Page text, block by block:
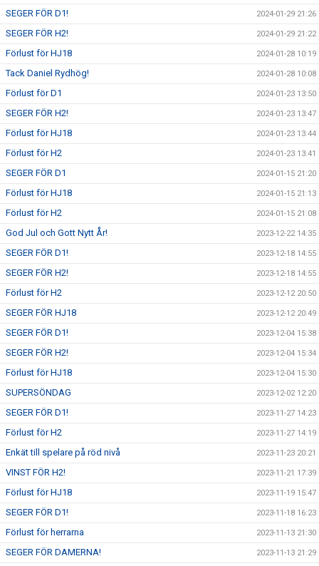
SEGER FÖR D1! 2024-01-29 21:26
SEGER FÖR H2! 2024-01-29 21:22
Förlust för HJ18 2024-01-28 10:19
Tack Daniel Rydhög! 2024-01-28 10:08
Förlust för D1 2024-01-23 13:50
SEGER FÖR H2! 2024-01-23 13:47
Förlust för HJ18 2024-01-23 13:44
Förlust för H2 2024-01-23 13:41
SEGER FÖR D1 2024-01-15 21:20
Förlust för HJ18 2024-01-15 21:13
Förlust för H2 2024-01-15 21:08
God Jul och Gott Nytt År! 2023-12-22 14:35
SEGER FÖR D1! 2023-12-18 14:55
SEGER FÖR H2! 2023-12-18 14:55
Förlust för H2 2023-12-12 20:50
SEGER FÖR HJ18 2023-12-12 20:49
SEGER FÖR D1! 2023-12-04 15:38
SEGER FÖR H2! 2023-12-04 15:34
Förlust för HJ18 2023-12-04 15:30
SUPERSÖNDAG 2023-12-02 12:20
SEGER FÖR D1! 2023-11-27 14:23
Förlust för H2 2023-11-27 14:19
Enkät till spelare på röd nivå 2023-11-23 20:21
VINST FÖR H2! 2023-11-21 17:39
Förlust för HJ18 2023-11-19 15:47
SEGER FÖR D1! 2023-11-18 16:23
Förlust för herrarna 2023-11-13 21:30
SEGER FÖR DAMERNA! 2023-11-13 21:29